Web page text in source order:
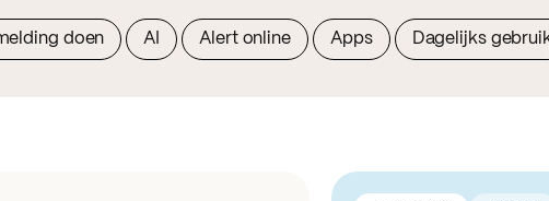
doen AI Alert online Apps Dagelijks